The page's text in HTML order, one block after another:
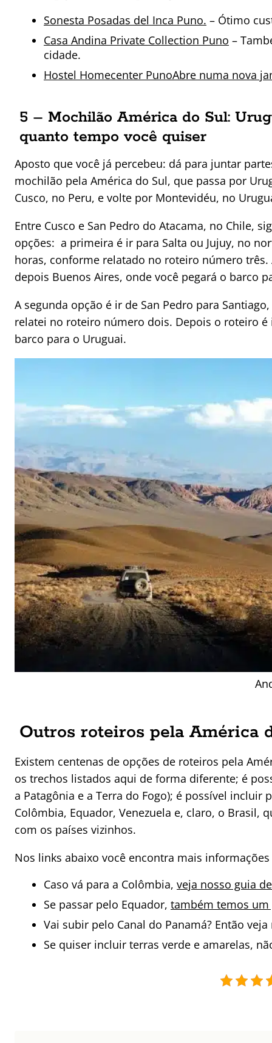
Sonesta Posadas del Inca Puno. – Ótimo
Casa Andina Private Collection Puno –
cidade.
Hostel Homecenter PunoAbre numa nova
5 – Mochilão América do Sul:
quanto tempo você quiser
Aposto que você já percebeu: dá para juntar
mochilão pela América do Sul, que passa por
Cusco, no Peru, e volte por Montevidéu, no
Entre Cusco e San Pedro do Atacama, no Chile,
opções: a primeira é ir para Salta ou Jujuy, no
horas, conforme relatado no roteiro número
depois Buenos Aires, onde você pegará o barco
A segunda opção é ir de San Pedro para
relatei no roteiro número dois. Depois o roteiro
barco para o Uruguai.
Outros roteiros pela América
Existem centenas de opções de roteiros pela
os trechos listados aqui de forma diferente; é
a Patagônia e a Terra do Fogo); é possível
Colômbia, Equador, Venezuela e, claro, o Brasil,
com os países vizinhos.
Nos links abaixo você encontra mais
Caso vá para a Colômbia, veja nosso guia
Se passar pelo Equador, também temos
Vai subir pelo Canal do Panamá? Então
Se quiser incluir terras verde e amarelas,